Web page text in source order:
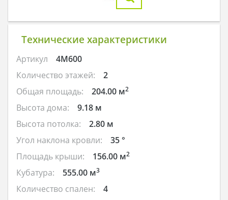
Технические характеристики
Артикул
4M600
Количество этажей:
2
Общая площадь:
204.00 м2
Высота дома:
9.18 м
Высота потолка:
2.80 м
Угол наклона кровли:
35 °
Площадь крыши:
156.00 м2
Кубатура: 555.00 м3
Количество спален:
4